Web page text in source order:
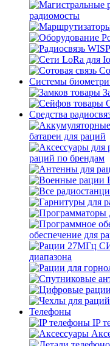
радиомосты
Системы
Средства
батареи для раций
раций по брендам
обеспечение для
диапазона
Телефоны
IP